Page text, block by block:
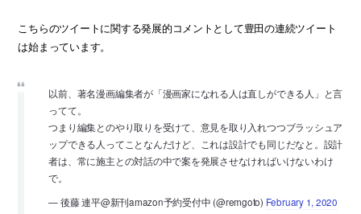
こちらのツイートに関する発展的コメントとして豊田の連続ツイート
は始まっています。
以前、著名漫画編集者が「漫画家になれる人は直しができる人」と言
ってて。
つまり編集とのやり取りを受けて、意見を取り入れつつブラッシュア
ップできる人ってことなんだけど、これは設計でも同じだなと。設計
者は、常に施主との対話の中で案を発展させなければいけないわけ
で。
— 後藤 連平@新刊amazon予約受付中 (@remgoto) February 1, 2020